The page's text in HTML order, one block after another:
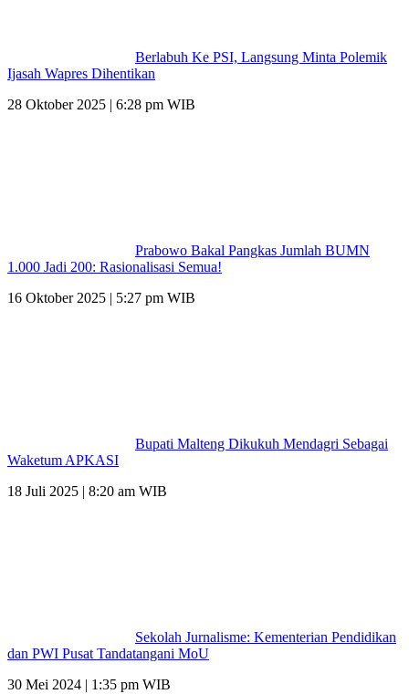
Berlabuh Ke PSI, Langsung Minta Polemik
Ijasah Wapres Dihentikan
28 Oktober 2025 | 6:28 pm WIB
Prabowo Bakal Pangkas Jumlah BUMN
1.000 Jadi 200: Rasionalisasi Semua!
16 Oktober 2025 | 5:27 pm WIB
Bupati Malteng Dikukuh Mendagri Sebagai
Waketum APKASI
18 Juli 2025 | 8:20 am WIB
Sekolah Jurnalisme: Kementerian Pendidikan
dan PWI Pusat Tandatangani MoU
30 Mei 2024 | 1:35 pm WIB